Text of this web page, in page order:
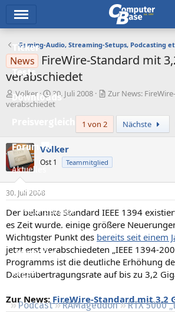
Ticker
Tests
Downloads
Forum
Aktuelles
Empfohlene Inhalte
Neue Beiträge
Neueste Aktivitäten
Leserartikel
Regeln
Podcast RAMageddon
RTX 5000
Gaming-Audio, Streaming-Setups, Podcasting
News
FireWire-Standard mit
verabschiedet
E
r
l
l
e
r
Volker
E
r
l
30. Juli 2008
Zur News:
verabschiedet
1 von 2
Nächste
Volker
Ost 1 Teammitglied
30. Juli 2008
Der bekannte Standard IEEE 1394
es Zeit wurde, einige größere
Wichtigster Punkt des bereits seit einem
jetzt erst verabschiedeten „IEEE 1394-
Programms ist die deutliche Erhöhung
Datenübertragungsrate auf bis zu 3,2
Zur News: FireWire-Standard mit 3,2